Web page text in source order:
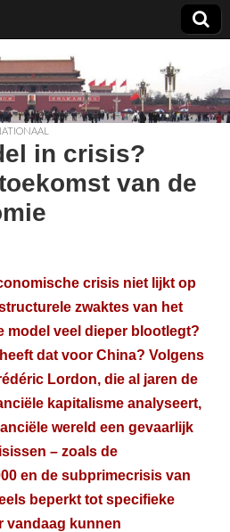
in crisis?
van de
crisis niet lijkt op
zwaktes van het
model veel dieper blootlegt?
dat voor China? Volgens
Lordon, die al jaren de
kapitalisme analyseert,
wereld een gevaarlijk
– zoals de
en de subprimecrisis van
beperkt tot specifieke
vandaag kunnen